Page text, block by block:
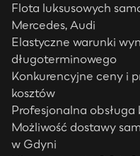
Flota luksusowych
Mercedes, Audi
Elastyczne warunki
długoterminowego
Konkurencyjne ceny i
kosztów
Profesjonalna obsługa
Możliwość dostawy
w Gdyni